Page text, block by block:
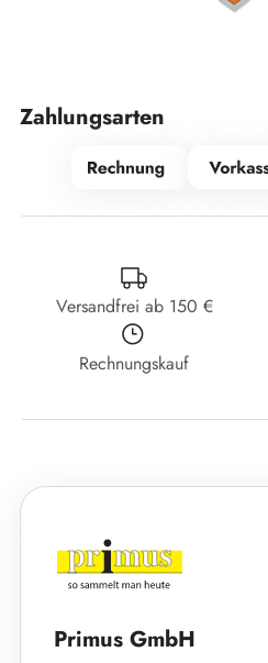
Zahlungsarten
Versandfrei ab 150 €
Rechnungskauf
Primus GmbH